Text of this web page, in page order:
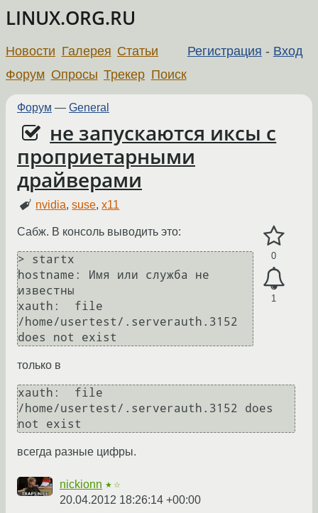
LINUX.ORG.RU
Регистрация - Вход
Новости Галерея Статьи
Форум Опросы Трекер Поиск
Форум — General
не запускаются иксы с
проприетарными
драйверами
nvidia,suse,x11
0
1
Сабж. В консоль выводить это:
> startx
hostname: Имя или служба не
известны
xauth:  file
/home/usertest/.serverauth.3152
только в
xauth:  file
/home/usertest/.serverauth.3152 does
всегда разные цифры.
nickionn ★☆
20.04.2012 18:26:14 +00:00